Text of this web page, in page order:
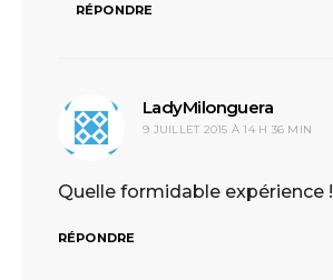
RÉPONDRE
LadyMilonguera
9 JUILLET 2015 À 14 H 36 MIN
Quelle formidable expérience !
RÉPONDRE